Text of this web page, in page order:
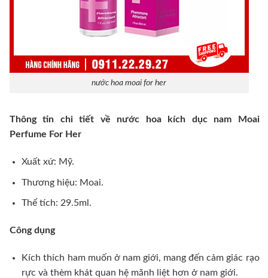
nước hoa moai for her
Thông tin chi tiết về nước hoa kích dục nam Moai
Perfume For Her
Xuất xứ: Mỹ.
Thương hiệu: Moai.
Thể tích: 29.5ml.
Công dụng
Kích thích ham muốn ở nam giới, mang đến cảm giác rạo
rực và thèm khát quan hệ mãnh liệt hơn ở nam giới.